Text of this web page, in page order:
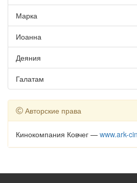
Марка
Иоанна
Деяния
Галатам
Авторские права
Кинокомпания Ковчег — www.ark-